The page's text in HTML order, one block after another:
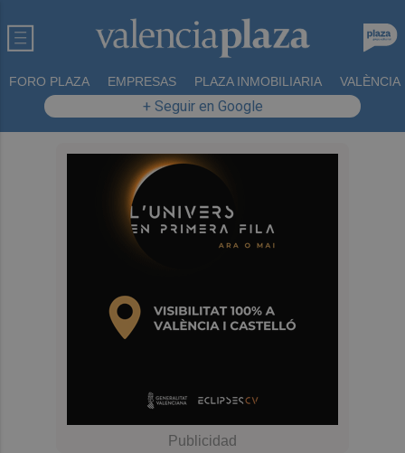
FORO PLAZA EMPRESAS PLAZA INMOBILIARIA VALÈNCIA
+ Seguir en Google